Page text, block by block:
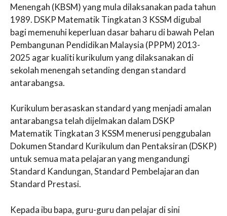
Menengah (KBSM) yang mula dilaksanakan pada tahun
1989. DSKP Matematik Tingkatan 3 KSSM digubal
bagi memenuhi keperluan dasar baharu di bawah Pelan
Pembangunan Pendidikan Malaysia (PPPM) 2013-
2025 agar kualiti kurikulum yang dilaksanakan di
sekolah menengah setanding dengan standard
antarabangsa.
Kurikulum berasaskan standard yang menjadi amalan
antarabangsa telah dijelmakan dalam DSKP
Matematik Tingkatan 3 KSSM menerusi penggubalan
Dokumen Standard Kurikulum dan Pentaksiran (DSKP)
untuk semua mata pelajaran yang mengandungi
Standard Kandungan, Standard Pembelajaran dan
Standard Prestasi.
Kepada ibu bapa, guru-guru dan pelajar di sini